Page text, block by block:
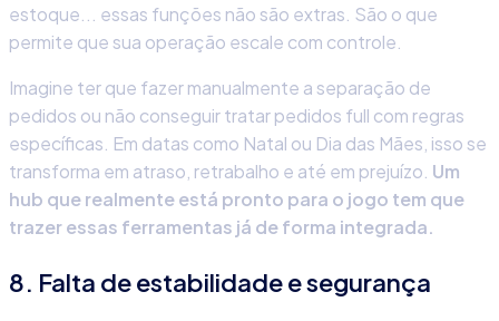
estoque... essas funções não são extras. São o que
permite que sua operação escale com controle.
Imagine ter que fazer manualmente a separação de
pedidos ou não conseguir tratar pedidos full com regras
específicas. Em datas como Natal ou Dia das Mães, isso se
transforma em atraso, retrabalho e até em prejuízo. Um
hub que realmente está pronto para o jogo tem que
trazer essas ferramentas já de forma integrada.
8. Falta de estabilidade e segurança